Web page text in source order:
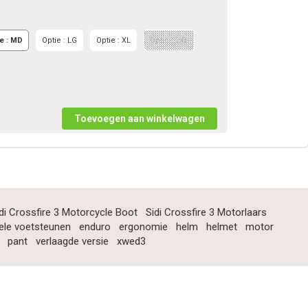
: MD Optie : LG Optie : XL Optie : 2XL
Crossfire 3 Motorcycle Boot
Sidi Crossfire 3 Motorlaars
voetsteunen
enduro ergonomie helm helmet
motor
pant
verlaagde versie xwed3